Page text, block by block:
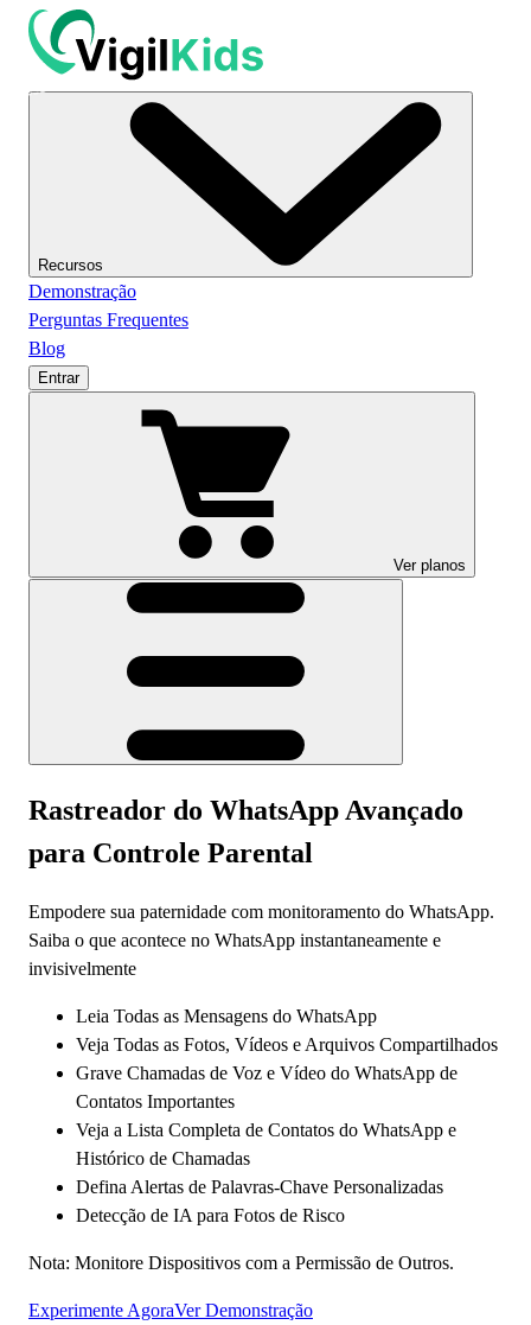
Recursos
Demonstração
Perguntas Frequentes
Blog
Entrar
Ver planos
Rastreador do WhatsApp Avançado
para Controle Parental
Empodere sua paternidade com monitoramento do WhatsApp.
Saiba o que acontece no WhatsApp instantaneamente e
invisivelmente
Leia Todas as Mensagens do WhatsApp
Veja Todas as Fotos, Vídeos e Arquivos Compartilhados
Grave Chamadas de Voz e Vídeo do WhatsApp de
Contatos Importantes
Veja a Lista Completa de Contatos do WhatsApp e
Histórico de Chamadas
Defina Alertas de Palavras-Chave Personalizadas
Detecção de IA para Fotos de Risco
Nota: Monitore Dispositivos com a Permissão de Outros.
Experimente AgoraVer Demonstração